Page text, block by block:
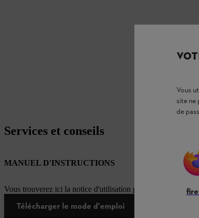
Services et conseils
MANUEL D'INSTRUCTIONS
Vous trouverez ici la notice d'utilisation pour ce produit
Télécharger le mode d'emploi
Vous
site ne
de